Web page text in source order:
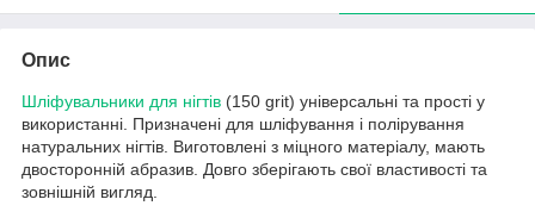
Опис
Шліфувальники для нігтів (150 grit) універсальні та прості у
використанні. Призначені для шліфування і полірування
натуральних нігтів. Виготовлені з міцного матеріалу, мають
двосторонній абразив. Довго зберігають свої властивості та
зовнішній вигляд.